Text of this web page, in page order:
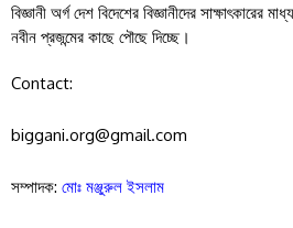
বিজ্ঞানী অর্গ দেশ বিদেশের বিজ্ঞানীদের সাক্ষাৎকারের
নবীন প্রজন্মের কাছে পৌছে দিচ্ছে।
Contact:
biggani.org@gmail.com
সম্পাদক: মোঃ মঞ্জুরুল ইসলাম